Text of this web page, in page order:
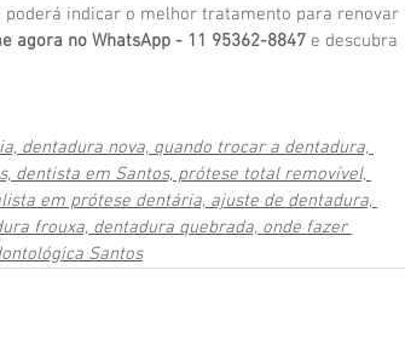
poderá indicar o melhor tratamento para renovar
agora no WhatsApp - 11 95362-8847 e descubra
dentadura nova, quando trocar a dentadura,
dentista em Santos, prótese total removível,
em prótese dentária, ajuste de dentadura,
frouxa, dentadura quebrada, onde fazer
Santos